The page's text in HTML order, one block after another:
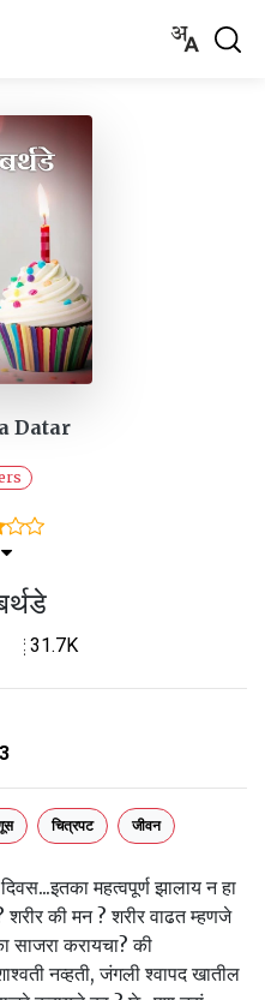
Datar
31.7K
चित्रपट जीवन
महत्वपूर्ण झालाय न हा
शरीर की मन ? शरीर वाढत म्हणजे
करायचा? की
नव्हती, जंगली श्वापद खातील